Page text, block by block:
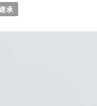
承